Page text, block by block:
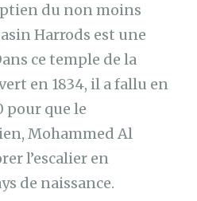
du non moins
Harrods est une
ce temple de la
en 1834, il a fallu en
pour que le
Mohammed Al
l’escalier en
de naissance.